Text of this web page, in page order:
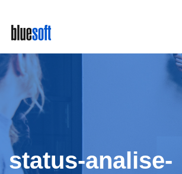
main
content
status-analise-